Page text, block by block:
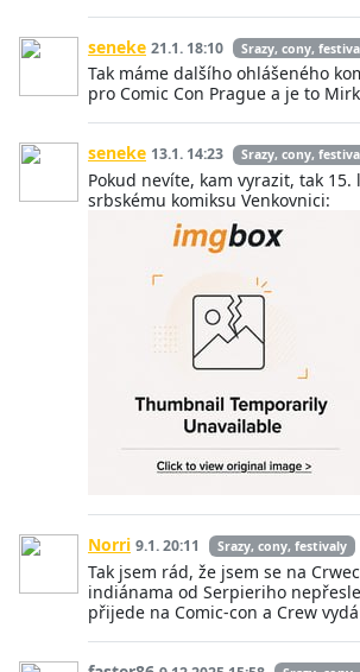
seneke 21.1. 18:10 Srazy, cony,
Tak máme dalšího ohlášeného
pro Comic Con Prague a je to
seneke 13.1. 14:23 Srazy, cony,
Pokud nevíte, kam vyrazit, tak
srbskému komiksu Venkovnici:
Norri 9.1. 20:11 Srazy, cony, festivaly
Tak jsem rád, že jsem se na
indiánama od Serpieriho
přijede na Comic-con a Crew